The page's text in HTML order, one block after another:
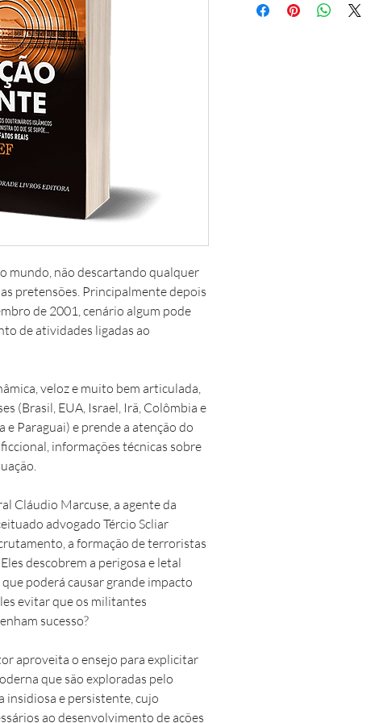
mundo, não descartando qualquer
pretensões. Principalmente depois
de 2001, cenário algum pode
de atividades ligadas ao
veloz e muito bem articulada,
(Brasil, EUA, Israel, Irã, Colômbia e
Paraguai) e prende a atenção do
informações técnicas sobre
Cláudio Marcuse, a agente da
advogado Tércio Scliar
a formação de terroristas
descobrem a perigosa e letal
poderá causar grande impacto
evitar que os militantes
sucesso?
aproveita o ensejo para explicitar
que são exploradas pelo
e persistente, cujo
ao desenvolvimento de ações